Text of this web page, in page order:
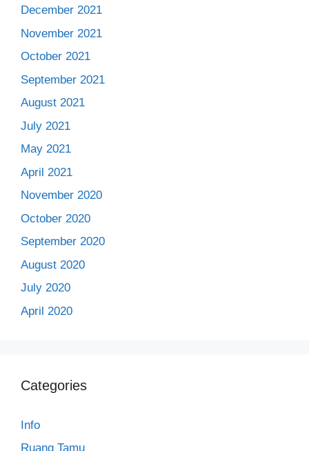
December 2021
November 2021
October 2021
September 2021
August 2021
July 2021
May 2021
April 2021
November 2020
October 2020
September 2020
August 2020
July 2020
April 2020
Categories
Info
Ruang Tamu